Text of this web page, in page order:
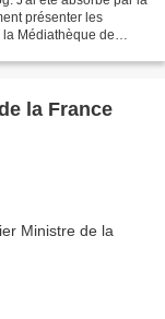
présenter les
Médiathèque de
la France